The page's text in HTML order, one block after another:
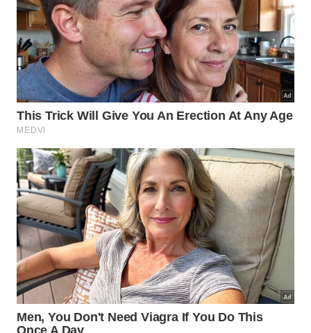
podem ser realizados várias vezes durante a
semana. A proteção solar diária também é
indispensável para preservar o colágeno e retardar
o surgimento de novos sinais de envelhecimento,
mantendo o colo mais bonito, saudável e uniforme
por mais tempo.